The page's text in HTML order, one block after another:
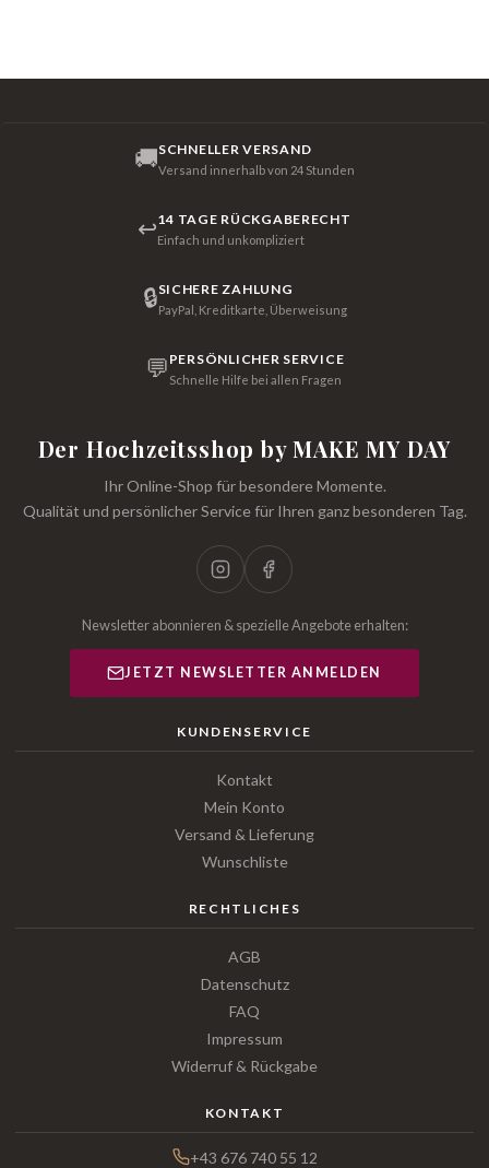
🚚SCHNELLER VERSAND
Versand innerhalb von 24 Stunden
↩14 TAGE RÜCKGABERECHT
Einfach und unkompliziert
🔒SICHERE ZAHLUNG
PayPal, Kreditkarte, Überweisung
💬 PERSÖNLICHER SERVICE
Schnelle Hilfe bei allen Fragen
Der Hochzeitsshop by MAKE MY DAY
Ihr Online-Shop für besondere Momente.
Qualität und persönlicher Service für Ihren ganz besonderen Tag.
Newsletter abonnieren & spezielle Angebote erhalten:
JETZT NEWSLETTER ANMELDEN
KUNDENSERVICE
Kontakt
Mein Konto
Versand & Lieferung
Wunschliste
RECHTLICHES
AGB
Datenschutz
FAQ
Impressum
Widerruf & Rückgabe
KONTAKT
+43 676 740 55 12